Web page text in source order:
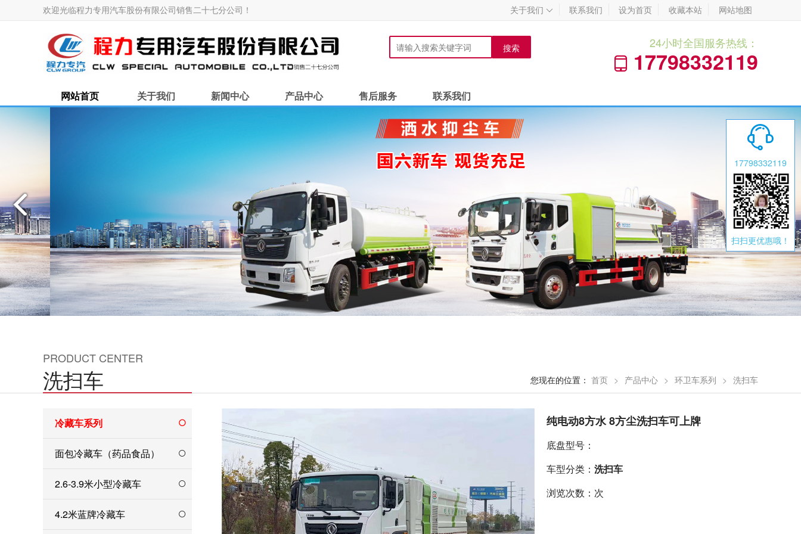
欢迎光临程力专用汽车股份有限公司销售二十七分公司！ 关于我们  联系我们 设为首页 收藏本站 网站地图
搜索
24小时全国服务热线：
 17798332119
网站首页 关于我们 新闻中心 产品中心 售后服务 联系我们
PRODUCT CENTER
洗扫车 您现在的位置： 首页 > 产品中心 > 环卫车系列 > 洗扫车
冷藏车系列
面包冷藏车（药品食品）
2.6-3.9米小型冷藏车
4.2米蓝牌冷藏车
纯电动8方水 8方尘洗扫车可上牌
底盘型号：
车型分类： 洗扫车
浏览次数：次

17798332119
扫扫更优惠哦！